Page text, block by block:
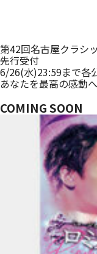
第42回名古屋クラシ
先行受付
6/26(水)23:59まで各
あなたを最高の感動
COMING SOON